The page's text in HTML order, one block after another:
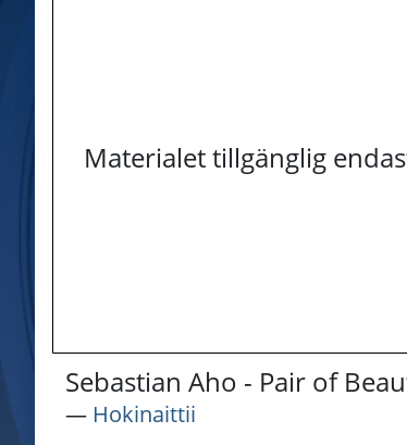
Materialet tillgänglig
Sebastian Aho - Pair of
― Hokinaittii